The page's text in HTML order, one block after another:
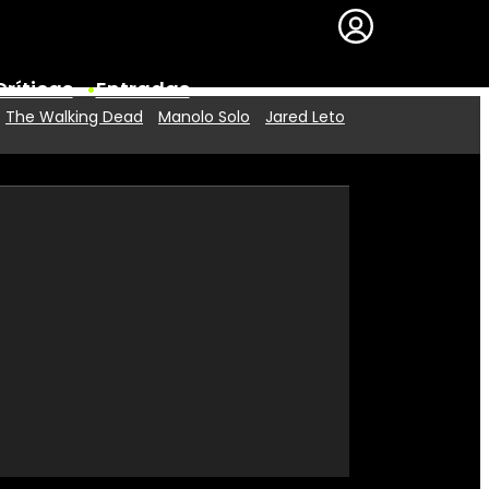
Entradas
Premios
The Walking Dead Manolo Solo Jared Leto